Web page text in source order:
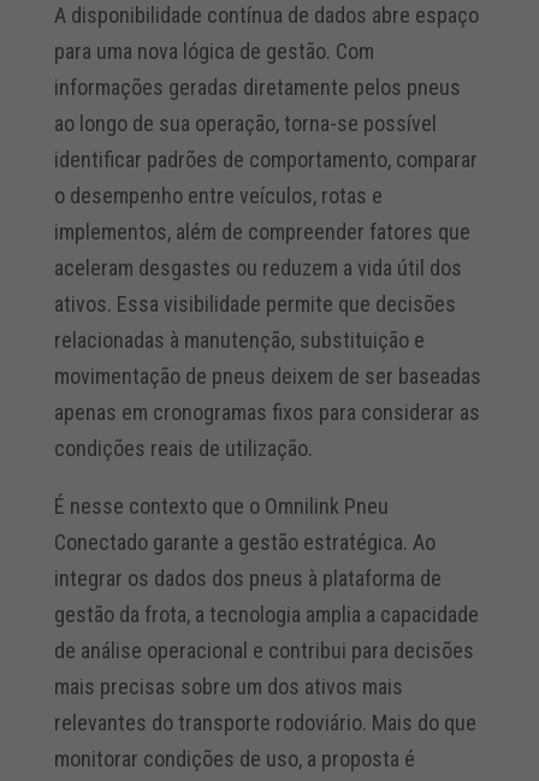
A disponibilidade contínua de dados abre espaço
para uma nova lógica de gestão. Com
informações geradas diretamente pelos pneus
ao longo de sua operação, torna-se possível
identificar padrões de comportamento, comparar
o desempenho entre veículos, rotas e
implementos, além de compreender fatores que
aceleram desgastes ou reduzem a vida útil dos
ativos. Essa visibilidade permite que decisões
relacionadas à manutenção, substituição e
movimentação de pneus deixem de ser baseadas
apenas em cronogramas fixos para considerar as
condições reais de utilização.
É nesse contexto que o Omnilink Pneu
Conectado garante a gestão estratégica. Ao
integrar os dados dos pneus à plataforma de
gestão da frota, a tecnologia amplia a capacidade
de análise operacional e contribui para decisões
mais precisas sobre um dos ativos mais
relevantes do transporte rodoviário. Mais do que
monitorar condições de uso, a proposta é